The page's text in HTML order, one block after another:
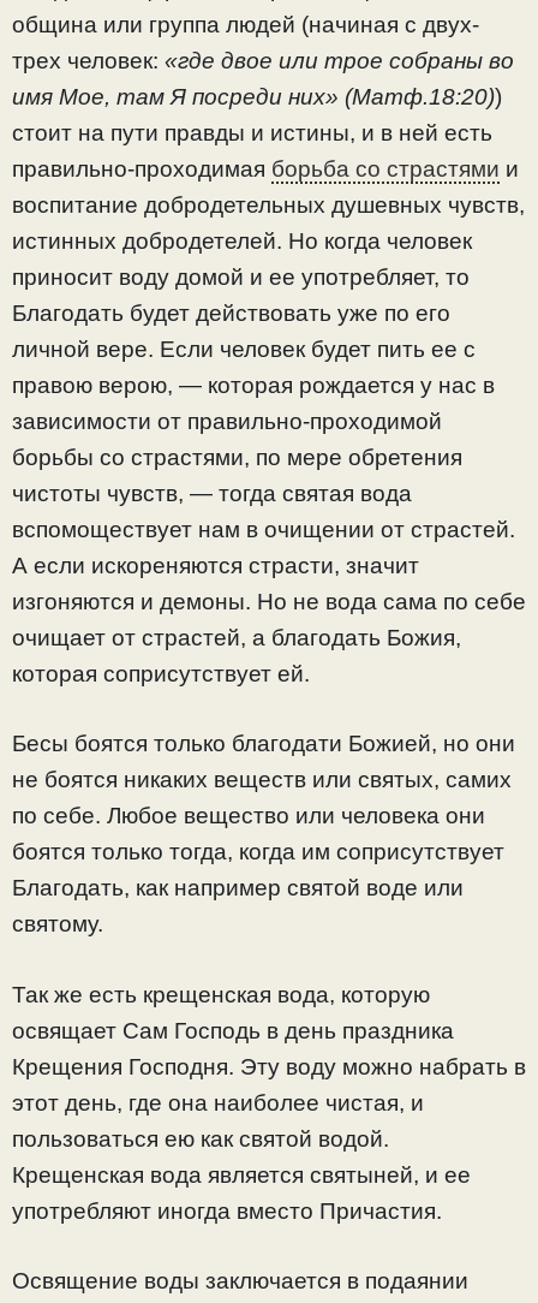
община или группа людей (начиная с двух-
трех человек: «где двое или трое собраны во
имя Мое, там Я посреди них» (Матф.18:20))
стоит на пути правды и истины, и в ней есть
правильно-проходимая борьба со страстями и
воспитание добродетельных душевных чувств,
истинных добродетелей. Но когда человек
приносит воду домой и ее употребляет, то
Благодать будет действовать уже по его
личной вере. Если человек будет пить ее с
правою верою, — которая рождается у нас в
зависимости от правильно-проходимой
борьбы со страстями, по мере обретения
чистоты чувств, — тогда святая вода
вспомоществует нам в очищении от страстей.
А если искореняются страсти, значит
изгоняются и демоны. Но не вода сама по себе
очищает от страстей, а благодать Божия,
которая соприсутствует ей.
Бесы боятся только благодати Божией, но они
не боятся никаких веществ или святых, самих
по себе. Любое вещество или человека они
боятся только тогда, когда им соприсутствует
Благодать, как например святой воде или
святому.
Так же есть крещенская вода, которую
освящает Сам Господь в день праздника
Крещения Господня. Эту воду можно набрать в
этот день, где она наиболее чистая, и
пользоваться ею как святой водой.
Крещенская вода является святыней, и ее
употребляют иногда вместо Причастия.
Освящение воды заключается в подаянии